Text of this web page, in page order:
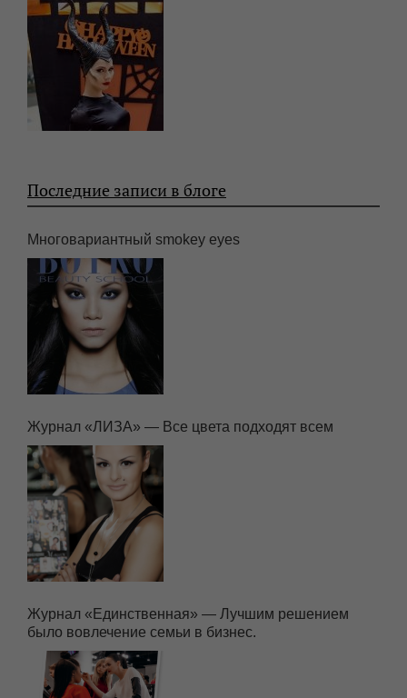
«Модний Halloween» в ТРЦ «Skymall»
Последние записи в блоге
Многовариантный smokey eyes
Журнал «ЛИЗА» — Все цвета подходят всем
Журнал «Единственная» — Лучшим решением
было вовлечение семьи в бизнес.